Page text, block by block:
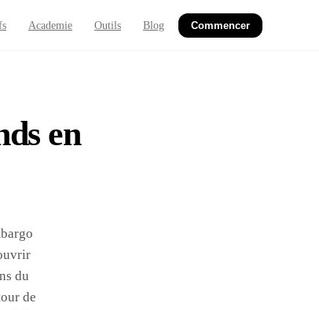
Academie Outils Blog Commencer
en
du
de